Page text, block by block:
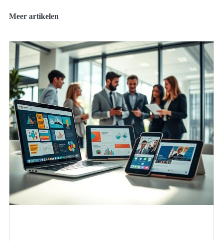
Meer artikelen